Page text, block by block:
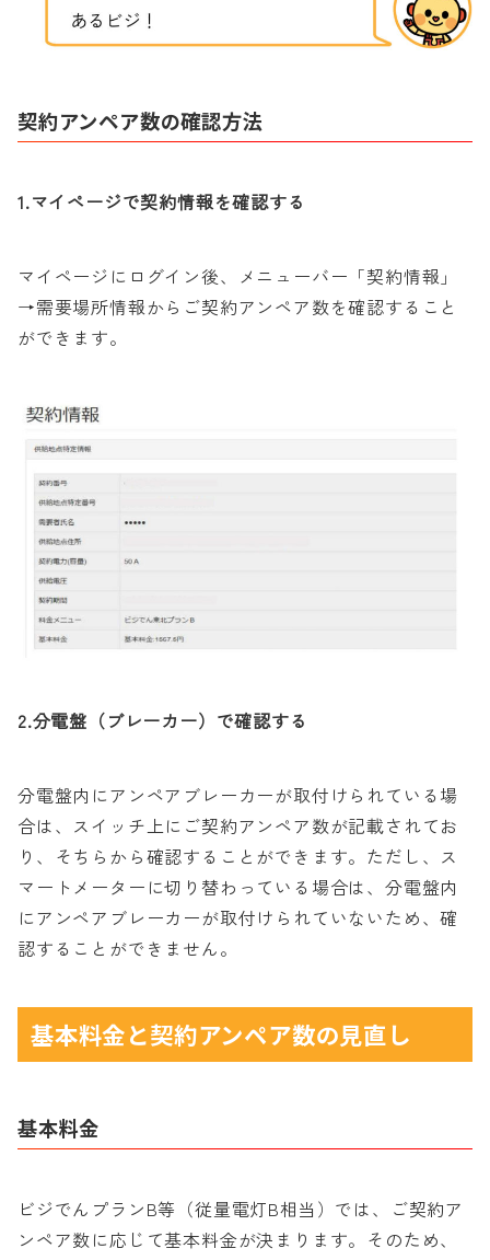
契約アンペア数の確認方法
1.マイページで契約情報を確認する
マイページにログイン後、メニューバー「契約情報」
→需要場所情報からご契約アンペア数を確認すること
ができます。
2.分電盤（ブレーカー）で確認する
分電盤内にアンペアブレーカーが取付けられている場
合は、スイッチ上にご契約アンペア数が記載されてお
り、そちらから確認することができます。ただし、ス
マートメーターに切り替わっている場合は、分電盤内
にアンペアブレーカーが取付けられていないため、確
認することができません。
基本料金と契約アンペア数の見直し
基本料金
ビジでんプランB等（従量電灯B相当）では、ご契約ア
ンペア数に応じて基本料金が決まります。そのため、